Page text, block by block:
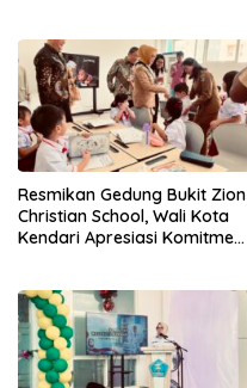
Resmikan Gedung Bukit Zion
Christian School, Wali Kota
Kendari Apresiasi Komitmen